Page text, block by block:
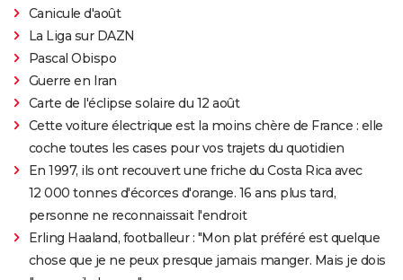
Canicule d'août
La Liga sur DAZN
Pascal Obispo
Guerre en Iran
Carte de l'éclipse solaire du 12 août
Cette voiture électrique est la moins chère de France : elle
coche toutes les cases pour vos trajets du quotidien
En 1997, ils ont recouvert une friche du Costa Rica avec
12 000 tonnes d'écorces d'orange. 16 ans plus tard,
personne ne reconnaissait l'endroit
Erling Haaland, footballeur : "Mon plat préféré est quelque
chose que je ne peux presque jamais manger. Mais je dois